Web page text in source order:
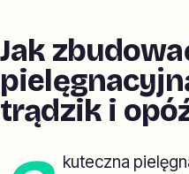
Jak
trądzik i
kuteczna